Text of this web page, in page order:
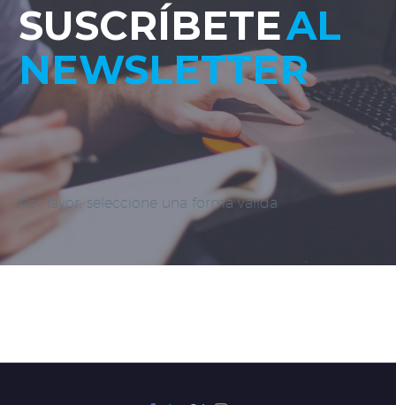
SUSCRÍBETEAL
NEWSLETTER
Por favor, seleccione una forma válida